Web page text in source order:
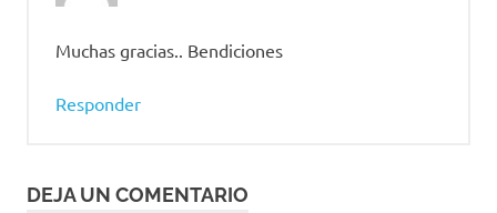
Muchas gracias.. Bendiciones
Responder
DEJA UN COMENTARIO